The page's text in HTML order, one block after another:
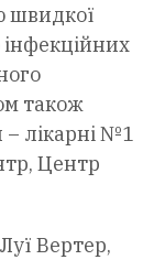
швидкої
також
– лікарні №1
Центр
Вертер,